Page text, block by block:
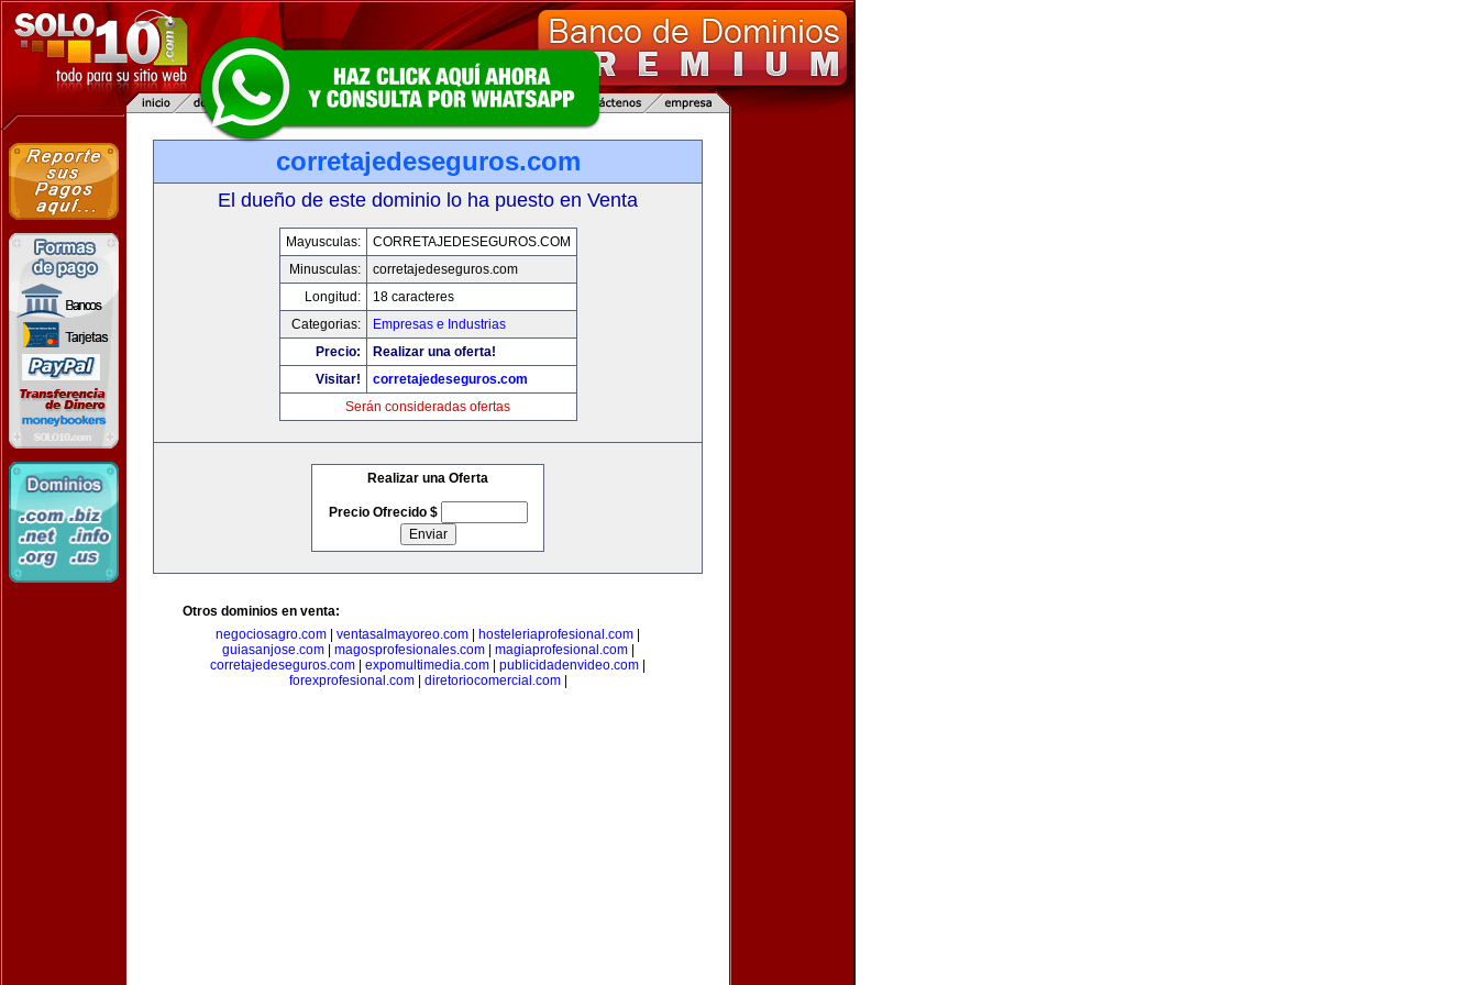
corretajedeseguros.com
El dueño de este dominio lo ha puesto en Venta
Mayusculas:
CORRETAJEDESEGUROS.COM
Minusculas:
corretajedeseguros.com
Longitud:
18 caracteres
Categorias:
Empresas e Industrias
Precio:
Realizar una oferta!
Visitar!
corretajedeseguros.com
Serán consideradas ofertas
Realizar una Oferta
Precio Ofrecido $
Otros dominios en venta:
negociosagro.com
ventasalmayoreo.com hosteleriaprofesional.com
guiasanjose.com| magosprofesionales.com| magiaprofesional.com|
corretajedeseguros.com
expomultimedia.com publicidadenvideo.com
forexprofesional.com| diretoriocomercial.com|